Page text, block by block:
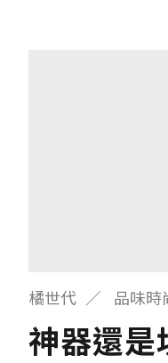
橘世代 品味時
神器還